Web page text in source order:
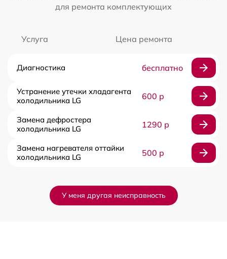
для ремонта комплектующих
Услуга Цена ремонта
Диагностика бесплатно
Устранение утечки хладагента
холодильника LG
600 р
Замена дефростера
холодильника LG
1290 р
Замена нагревателя оттайки
холодильника LG
500 р
У меня другая неисправность